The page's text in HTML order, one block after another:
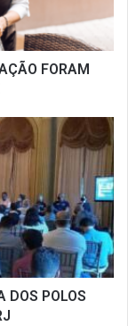
FORAM
DOS POLOS